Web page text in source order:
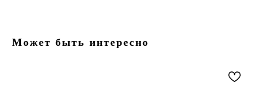
Может быть интересно